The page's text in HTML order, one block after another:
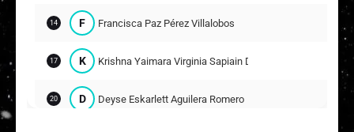
14 F Francisca Paz Pérez Villalobos
17 K Krishna Yaimara Virginia Sapiain Donoso
20 D Deyse Eskarlett Aguilera Romero